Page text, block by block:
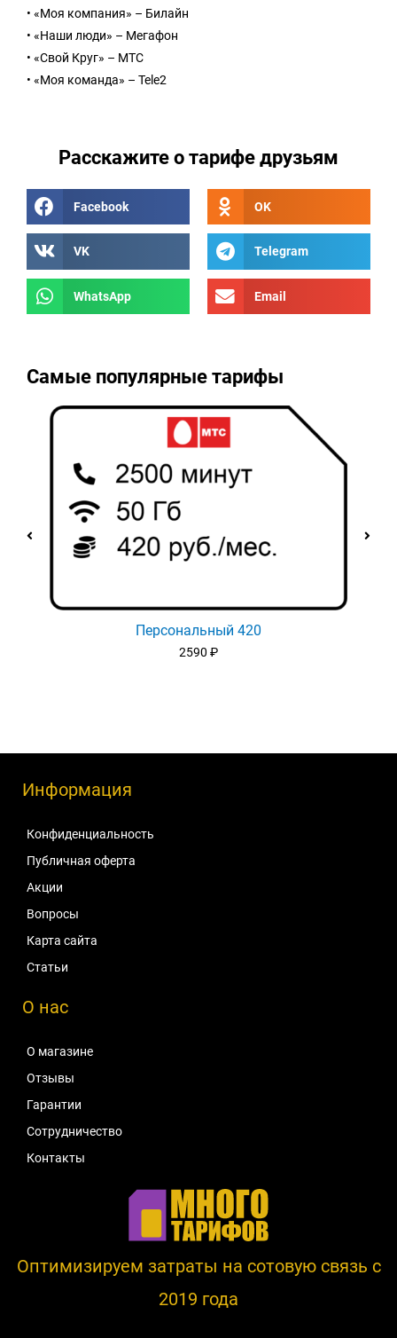
• «Моя компания» – Билайн
• «Наши люди» – Мегафон
• «Свой Круг» – МТС
• «Моя команда» – Tele2
Расскажите о тарифе друзьям
Facebook OK
VK Telegram
WhatsApp Email
Самые популярные тарифы
Персональный 420
2590 ₽
Информация
Конфиденциальность
Публичная оферта
Акции
Вопросы
Карта сайта
Статьи
О нас
О магазине
Отзывы
Гарантии
Сотрудничество
Контакты
Оптимизируем затраты на сотовую связь c
2019 года